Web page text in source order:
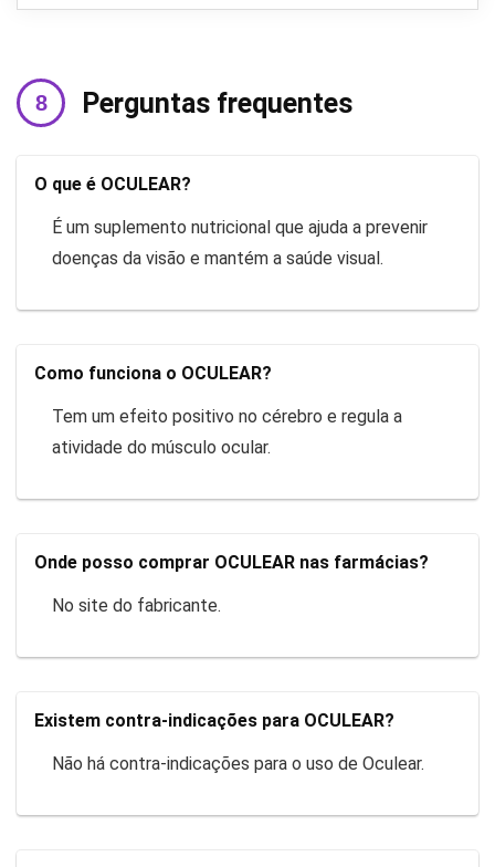
Perguntas frequentes
O que é OCULEAR?
É um suplemento nutricional que ajuda a prevenir
doenças da visão e mantém a saúde visual.
Como funciona o OCULEAR?
Tem um efeito positivo no cérebro e regula a
atividade do músculo ocular.
Onde posso comprar OCULEAR nas farmácias?
No site do fabricante.
Existem contra-indicações para OCULEAR?
Não há contra-indicações para o uso de Oculear.